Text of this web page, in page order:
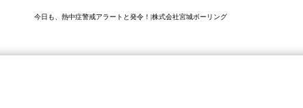
今日も、熱中症警戒アラートと発令！|株式会社宮城ボーリング